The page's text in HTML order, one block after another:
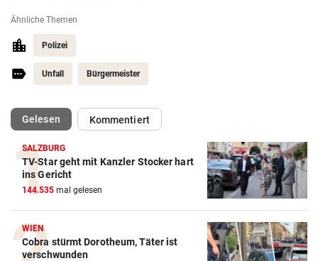
Ähnliche Themen
Polizei
Unfall Bürgermeister
Gelesen(ausgewählt)Kommentiert
SALZBURG
TV-Star geht mit Kanzler Stocker hart
ins Gericht
144.535 mal gelesen
WIEN
Cobra stürmt Dorotheum, Täter ist
verschwunden